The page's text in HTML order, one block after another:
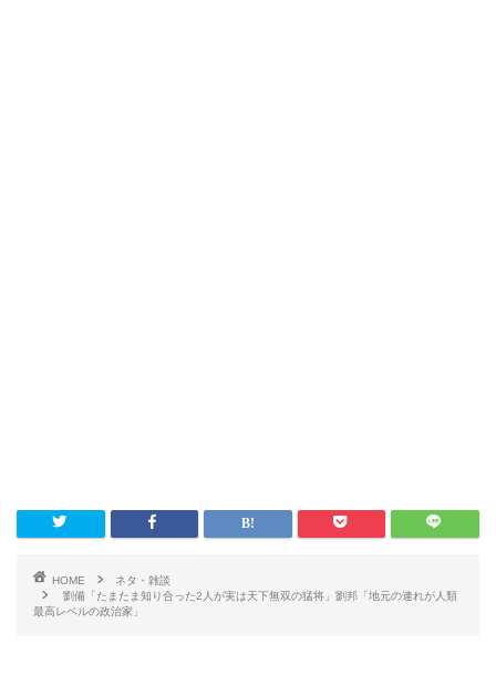
HOME
ネタ・雑談
劉備「たまたま知り合った2人が実は天下無双の猛将」劉邦「地元の連れが人類
最高レベルの政治家」